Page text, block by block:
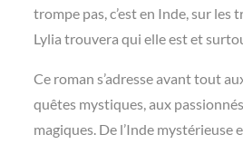
trompe pas, c’est en Inde, sur les
Lylia trouvera qui elle est et
Ce roman s’adresse avant tout
quêtes mystiques, aux
magiques. De l’Inde mystérieuse